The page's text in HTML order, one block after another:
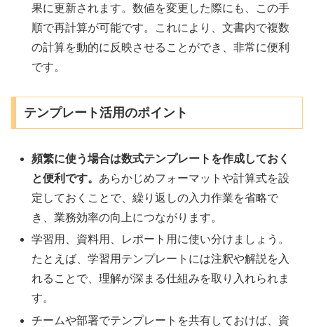
果に更新されます。数値を変更した際にも、この手
順で再計算が可能です。これにより、文書内で複数
の計算を動的に反映させることができ、非常に便利
です。
テンプレート活用のポイント
頻繁に使う場合は数式テンプレートを作成しておく
と便利です。 あらかじめフォーマットや計算式を設
定しておくことで、繰り返しの入力作業を省略で
き、業務効率の向上につながります。
学習用、資料用、レポート用に使い分けましょう。
たとえば、学習用テンプレートには注釈や解説を入
れることで、理解が深まる仕組みを取り入れられま
す。
チームや部署でテンプレートを共有しておけば、資